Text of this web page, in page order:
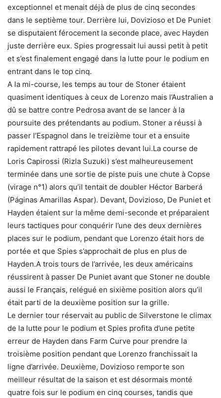
exceptionnel et menait déjà de plus de cinq secondes
dans le septième tour. Derrière lui, Dovizioso et De Puniet
se disputaient férocement la seconde place, avec Hayden
juste derrière eux. Spies progressait lui aussi petit à petit
et s’est finalement engagé dans la lutte pour le podium en
entrant dans le top cinq.
A la mi-course, les temps au tour de Stoner étaient
quasiment identiques à ceux de Lorenzo mais l’Australien a
dû se battre contre Pedrosa avant de se lancer à la
poursuite des prétendants au podium. Stoner a réussi à
passer l’Espagnol dans le treizième tour et a ensuite
rapidement rattrapé les pilotes devant lui.La course de
Loris Capirossi (Rizla Suzuki) s’est malheureusement
terminée dans une sortie de piste puis une chute à Copse
(virage n°1) alors qu’il tentait de doubler Héctor Barberá
(Páginas Amarillas Aspar). Devant, Dovizioso, De Puniet et
Hayden étaient sur la même demi-seconde et préparaient
leurs tactiques pour conquérir l’une des deux dernières
places sur le podium, pendant que Lorenzo était hors de
portée et que Spies s’approchait de plus en plus de
Hayden.A trois tours de l’arrivée, les deux américains
réussirent à passer De Puniet avant que Stoner ne double
aussi le Français, relégué en sixième position alors qu’il
était parti de la deuxième position sur la grille.
Le dernier tour réservait au public de Silverstone le climax
de la lutte pour le podium et Spies profita d’une petite
erreur de Hayden dans Farm Curve pour prendre la
troisième position pendant que Lorenzo franchissait la
ligne d’arrivée. Deuxième, Dovizioso remporte son
meilleur résultat de la saison et est désormais monté
quatre fois sur le podium en cinq courses, tandis que